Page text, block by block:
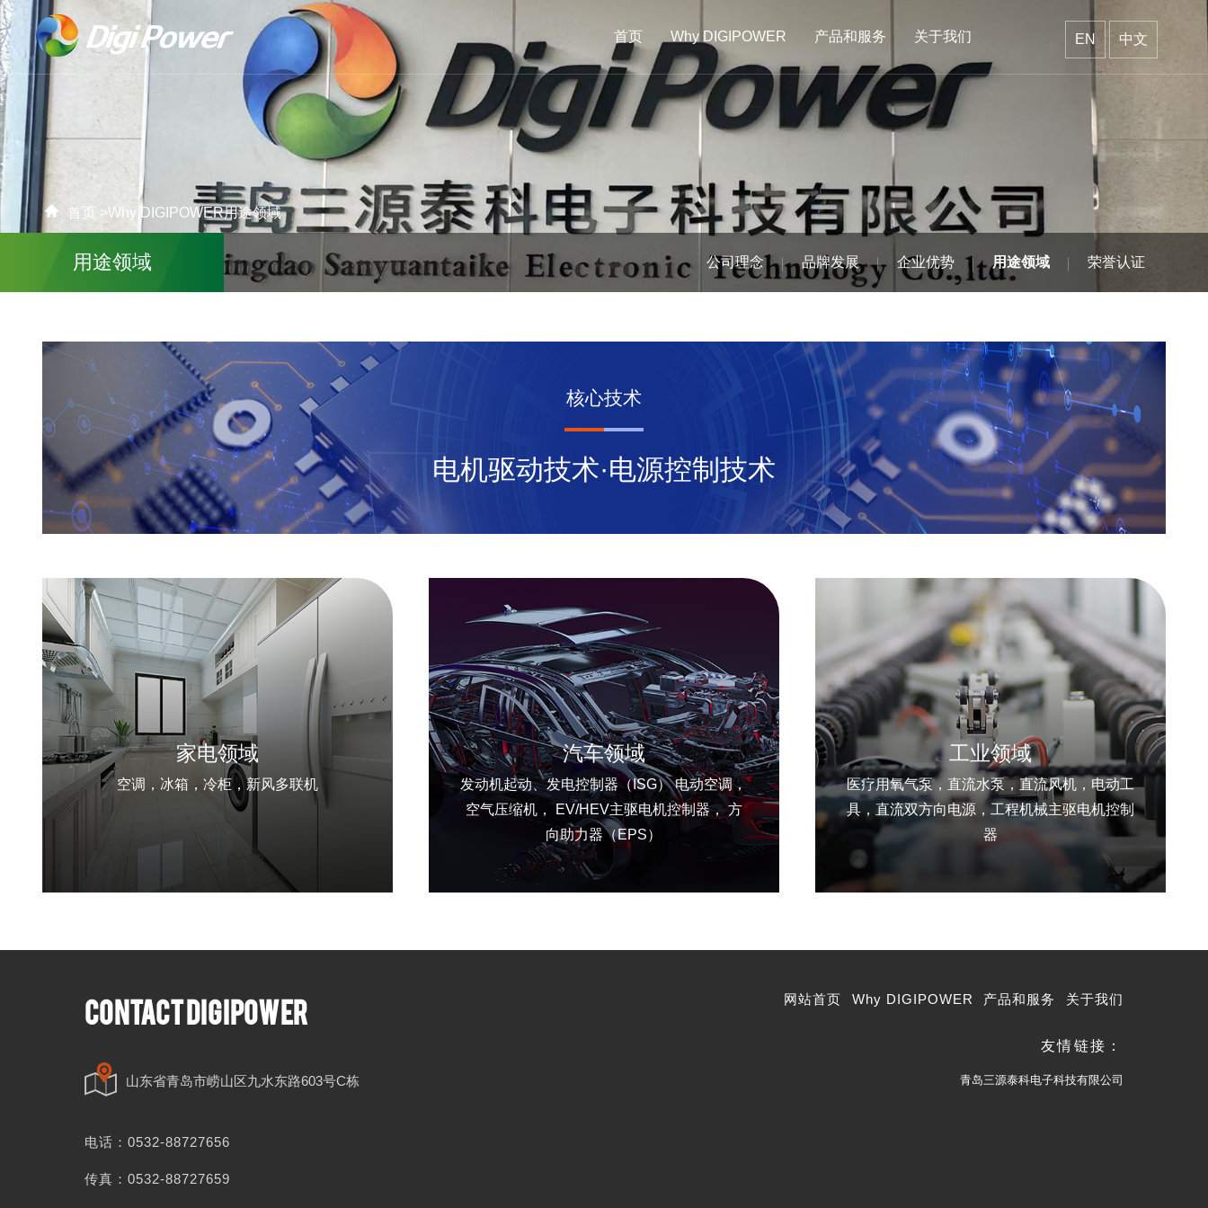
首页 Why DIGIPOWER 产品和服务 关于我们 EN 中文
首页 >Why DIGIPOWER用途领域
用途领域 公司理念 品牌发展 企业优势 用途领域 荣誉认证
核心技术
电机驱动技术·电源控制技术
家电领域
空调，冰箱，冷柜，新风多联机
汽车领域
发动机起动、发电控制器（ISG） 电动空调，
空气压缩机， EV/HEV主驱电机控制器， 方
向助力器（EPS）
工业领域
医疗用氧气泵，直流水泵，直流风机，电动工
具，直流双方向电源，工程机械主驱电机控制
器
CONTACT DIGIPOWER
山东省青岛市崂山区九水东路603号C栋
电话：0532-88727656
传真：0532-88727659
网站首页 Why DIGIPOWER 产品和服务 关于我们
友情链接：
青岛三源泰科电子科技有限公司